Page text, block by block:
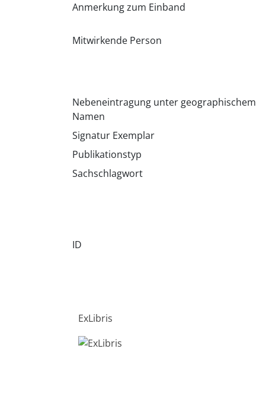
Anmerkung zum Einband
Mitwirkende Person
Nebeneintragung unter geographischem
Namen
Signatur Exemplar
Publikationstyp
Sachschlagwort
ID
ExLibris